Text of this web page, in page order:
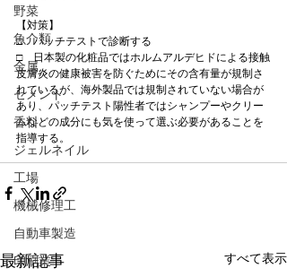
野菜
魚介類
金属
セメント
香料
ジェルネイル
工場
機械修理工
自動車製造
印刷業
【対策】
□　パッチテストで診断する
□　日本製の化粧品ではホルムアルデヒドによる接触
皮膚炎の健康被害を防ぐためにその含有量が規制さ
れているが、海外製品では規制されていない場合が
あり、パッチテスト陽性者ではシャンプーやクリー
ムなどの成分にも気を使って選ぶ必要があることを
指導する。
最新記事 すべて表示